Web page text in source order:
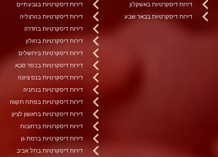
דירות דיסקרטיות באשקלון
דירות דיסקרטיות בבאר שבע
דירות דיסקרטיות בגבעתיים
דירות דיסקרטיות בהרצליה
דירות דיסקרטיות בחדרה
דירות דיסקרטיות בחולון
דירות דיסקרטיות בירושלים
דירות דיסקרטיות בכפר סבא
דירות דיסקרטיות בנס ציונה
דירות דיסקרטיות בנתניה
דירות דיסקרטיות בפתח תקווה
דירות דיסקרטיות בראשון לציון
דירות דיסקרטיות ברחובות
דירות דיסקרטיות ברמת גן
דירות דיסקרטיות בתל אביב